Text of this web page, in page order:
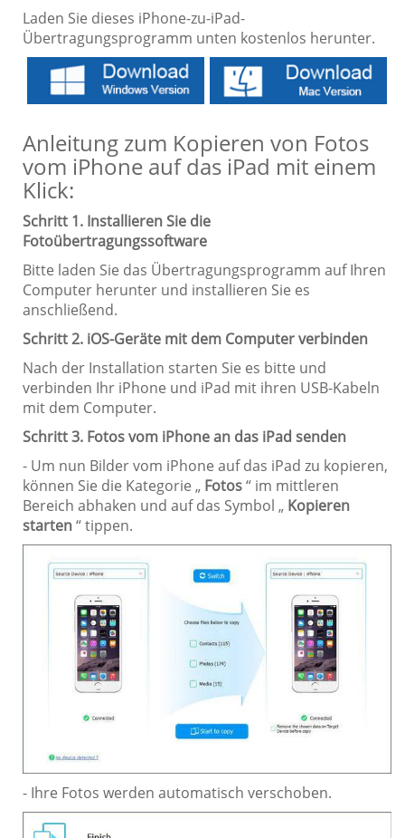
Laden Sie dieses iPhone-zu-iPad-
Übertragungsprogramm unten kostenlos herunter.
Anleitung zum Kopieren von Fotos
vom iPhone auf das iPad mit einem
Klick:
Schritt 1. Installieren Sie die
Fotoübertragungssoftware
Bitte laden Sie das Übertragungsprogramm auf Ihren
Computer herunter und installieren Sie es
anschließend.
Schritt 2. iOS-Geräte mit dem Computer verbinden
Nach der Installation starten Sie es bitte und
verbinden Ihr iPhone und iPad mit ihren USB-Kabeln
mit dem Computer.
Schritt 3. Fotos vom iPhone an das iPad senden
- Um nun Bilder vom iPhone auf das iPad zu kopieren,
können Sie die Kategorie „ Fotos“ im mittleren
Bereich abhaken und auf das Symbol „ Kopieren
starten“ tippen.
- Ihre Fotos werden automatisch verschoben.